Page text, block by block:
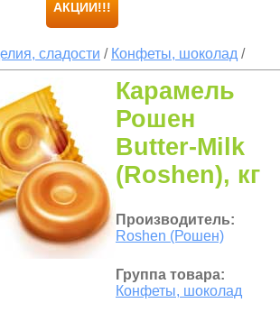
АКЦИИ!!!
сладости / Конфеты, шоколад /
Карамель
Рошен
Butter-Milk
(Roshen), кг
Производитель:
Roshen (Рошен)
Группа товара:
Конфеты, шоколад